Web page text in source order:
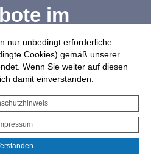
nur unbedingt erforderliche
Cookies) gemäß unserer
Wenn Sie weiter auf diesen
damit einverstanden.
im
für Bürger*innen
Haushalt